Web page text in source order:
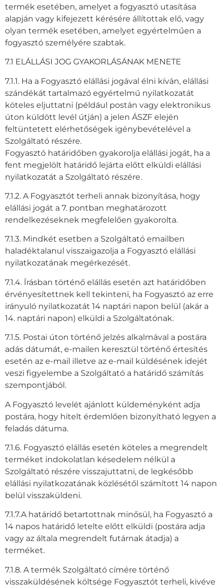
termék esetében, amelyet a fogyasztó utasítása
alapján vagy kifejezett kérésére állítottak elő, vagy
olyan termék esetében, amelyet egyértelműen a
fogyasztó személyére szabtak.
7.1 ELÁLLÁSI JOG GYAKORLÁSÁNAK MENETE
7.1.1. Ha a Fogyasztó elállási jogával élni kíván, elállási
szándékát tartalmazó egyértelmű nyilatkozatát
köteles eljuttatni (például postán vagy elektronikus
úton küldött levél útján) a jelen ÁSZF elején
feltüntetett elérhetőségek igénybevételével a
Szolgáltató részére.
Fogyasztó határidőben gyakorolja elállási jogát, ha a
fent megjelölt határidő lejárta előtt elküldi elállási
nyilatkozatát a Szolgáltató részére.
7.1.2. A Fogyasztót terheli annak bizonyítása, hogy
elállási jogát a 7. pontban meghatározott
rendelkezéseknek megfelelően gyakorolta.
7.1.3. Mindkét esetben a Szolgáltató emailben
haladéktalanul visszaigazolja a Fogyasztó elállási
nyilatkozatának megérkezését.
7.1.4. Írásban történő elállás esetén azt határidőben
érvényesítettnek kell tekinteni, ha Fogyasztó az erre
irányuló nyilatkozatát 14 naptári napon belül (akár a
14. naptári napon) elküldi a Szolgáltatónak.
7.1.5. Postai úton történő jelzés alkalmával a postára
adás dátumát, e-mailen keresztül történő értesítés
esetén az e-mail illetve az e-mail küldésének idejét
veszi figyelembe a Szolgáltató a határidő számítás
szempontjából.
A Fogyasztó levelét ajánlott küldeményként adja
postára, hogy hitelt érdemlően bizonyítható legyen a
feladás dátuma.
7.1.6. Fogyasztó elállás esetén köteles a megrendelt
terméket indokolatlan késedelem nélkül a
Szolgáltató részére visszajuttatni, de legkésőbb
elállási nyilatkozatának közlésétől számított 14 napon
belül visszaküldeni.
7.1.7.A határidő betartottnak minősül, ha Fogyasztó a
14 napos határidő letelte előtt elküldi (postára adja
vagy az általa megrendelt futárnak átadja) a
terméket.
7.1.8. A termék Szolgáltató címére történő
visszaküldésének költsége Fogyasztót terheli, kivéve